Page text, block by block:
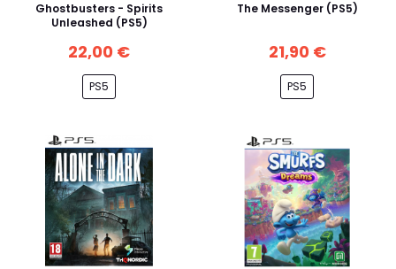
Ghostbusters - Spirits
Unleashed (PS5)
22,00 €
PS5
The Messenger (PS5)
21,90 €
PS5